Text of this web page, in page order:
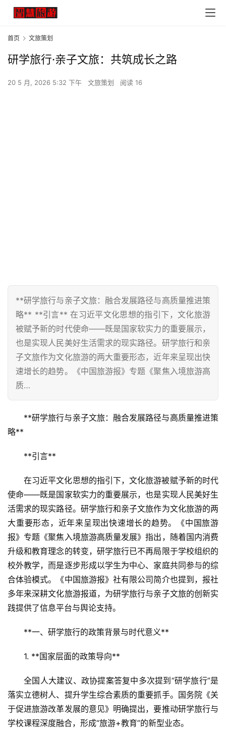
首页 文旅策划
研学旅行·亲子文旅：共筑成长之路
20 5 月, 2026 5:32 下午 文旅策划 阅读 16
**研学旅行与亲子文旅：融合发展路径与高质量推进策
略** **引言** 在习近平文化思想的指引下，文化旅游
被赋予新的时代使命——既是国家软实力的重要展示，
也是实现人民美好生活需求的现实路径。研学旅行和亲
子文旅作为文化旅游的两大重要形态，近年来呈现出快
速增长的趋势。《中国旅游报》专题《聚焦入境旅游高
质…
**研学旅行与亲子文旅：融合发展路径与高质量推进策
略**
**引言**
在习近平文化思想的指引下，文化旅游被赋予新的时代
使命——既是国家软实力的重要展示，也是实现人民美好生
活需求的现实路径。研学旅行和亲子文旅作为文化旅游的两
大重要形态，近年来呈现出快速增长的趋势。《中国旅游
报》专题《聚焦入境旅游高质量发展》指出，随着国内消费
升级和教育理念的转变，研学旅行已不再局限于学校组织的
校外教学，而是逐步形成以学生为中心、家庭共同参与的综
合体验模式。《中国旅游报》社有限公司简介也提到，报社
多年来深耕文化旅游报道，为研学旅行与亲子文旅的创新实
践提供了信息平台与舆论支持。
**一、研学旅行的政策背景与时代意义**
1. **国家层面的政策导向**
全国人大建议、政协提案答复中多次提到“研学旅行”是
落实立德树人、提升学生综合素质的重要抓手。国务院《关
于促进旅游改革发展的意见》明确提出，要推动研学旅行与
学校课程深度融合，形成“旅游+教育”的新型业态。